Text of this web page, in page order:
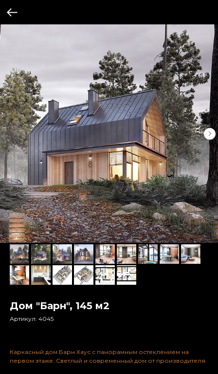
Дом "Барн", 145 м2
Артикул: 4045
Каркасный дом Барн Хаус с панорамным остеклением на
первом этаже. Светлый и современный дом от производителя.